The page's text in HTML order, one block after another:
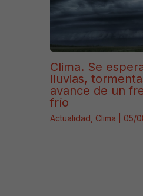
Clima. Se
lluvias,
avance de un
frío
Actualidad Clima 05/